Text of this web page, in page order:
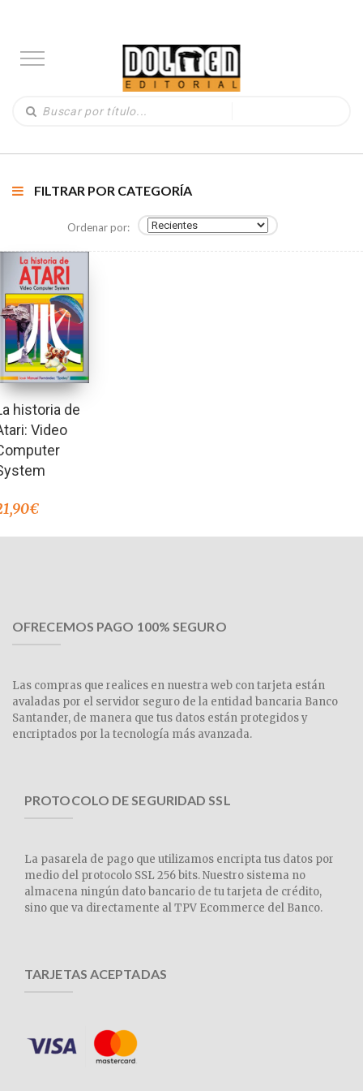
FILTRAR POR CATEGORÍA
Ordenar por:
historia de
Video
€
OFRECEMOS PAGO 100% SEGURO
Las compras que realices en nuestra web con tarjeta están
avaladas por el servidor seguro de la entidad bancaria Banco
Santander, de manera que tus datos están protegidos y
encriptados por la tecnología más avanzada.
PROTOCOLO DE SEGURIDAD SSL
La pasarela de pago que utilizamos encripta tus datos por
medio del protocolo SSL 256 bits. Nuestro sistema no
almacena ningún dato bancario de tu tarjeta de crédito,
sino que va directamente al TPV Ecommerce del Banco.
TARJETAS ACEPTADAS